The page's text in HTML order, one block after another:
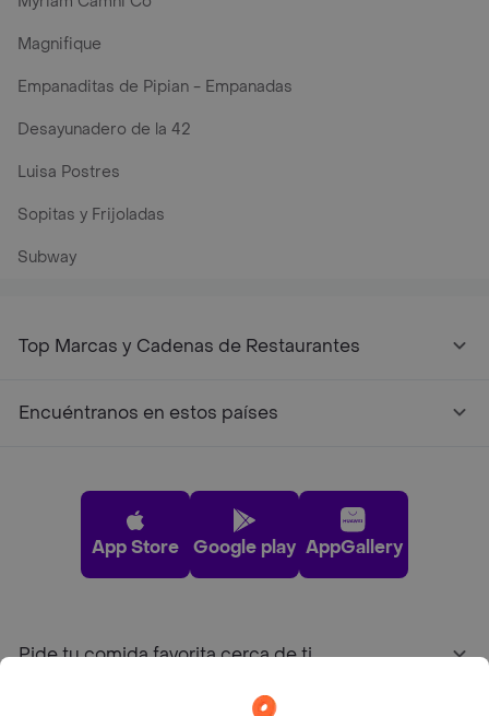
Magnifique
Empanaditas de Pipian - Empanadas
Desayunadero de la 42
Luisa Postres
Sopitas y Frijoladas
Subway
Top Marcas y Cadenas de Restaurantes
Encuéntranos en estos países
App Store Google play AppGallery
Pide tu comida favorita cerca de ti